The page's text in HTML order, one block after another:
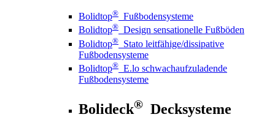
Bolidtop® Fußbodensysteme
Bolidtop® Design sensationelle Fußböden
Bolidtop® Stato leitfähige/dissipative
Fußbodensysteme
Bolidtop® E.lo schwachaufzuladende
Fußbodensysteme
Bolideck® Decksysteme